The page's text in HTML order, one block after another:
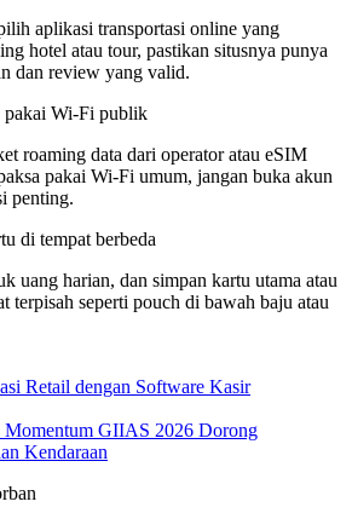
aplikasi transportasi online yang
hotel atau tour, pastikan situsnya punya
dan review yang valid.
pakai Wi-Fi publik
roaming data dari operator atau eSIM
pakai Wi-Fi umum, jangan buka akun
penting.
di tempat berbeda
uang harian, dan simpan kartu utama atau
terpisah seperti pouch di bawah baju atau
Retail dengan Software Kasir
GIIAS 2026 Dorong
Kendaraan